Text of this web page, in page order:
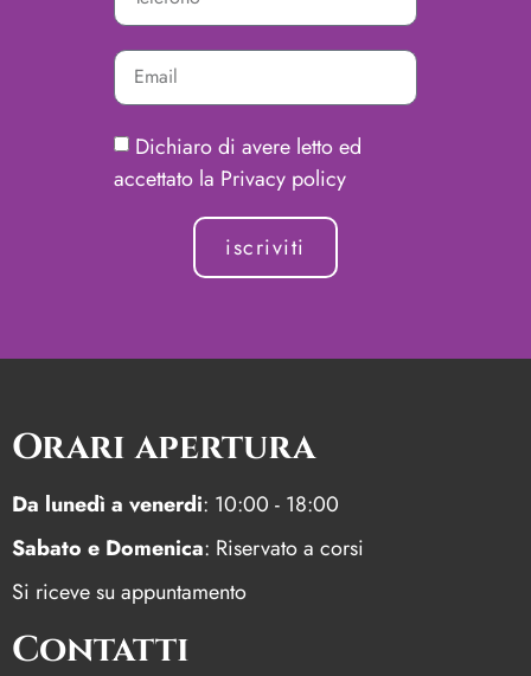
Dichiaro di avere letto ed
accettato la Privacy policy
iscriviti
Orari apertura
Da lunedì a venerdi: 10:00 - 18:00
Sabato e Domenica: Riservato a corsi
Si riceve su appuntamento
Contatti